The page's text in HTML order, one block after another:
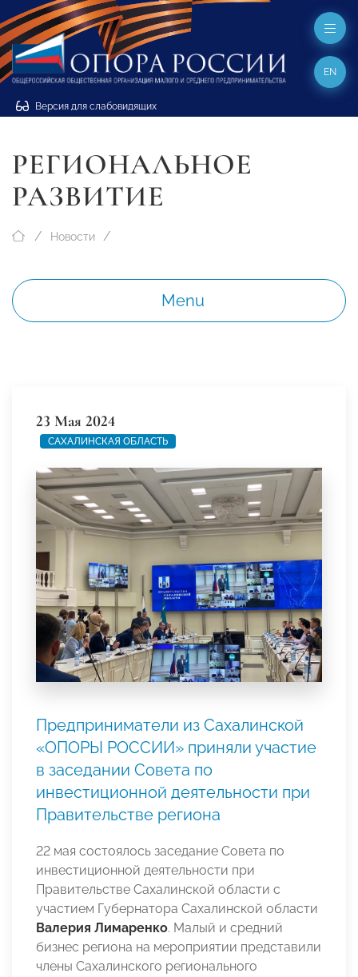
Версия для слабовидящих
EN
РЕГИОНАЛЬНОЕ
РАЗВИТИЕ
Новости
Menu
23 Мая 2024
САХАЛИНСКАЯ ОБЛАСТЬ
Предприниматели из Сахалинской
«ОПОРЫ РОССИИ» приняли участие
в заседании Совета по
инвестиционной деятельности при
Правительстве региона
22 мая состоялось заседание Совета по
инвестиционной деятельности при
Правительстве Сахалинской области с
участием Губернатора Сахалинской области
Валерия Лимаренко. Малый и средний
бизнес региона на мероприятии представили
члены Сахалинского регионального